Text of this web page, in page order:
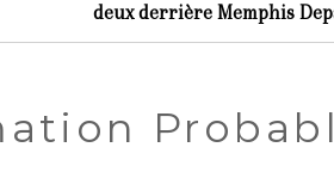
deux derrière Memphis